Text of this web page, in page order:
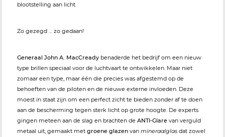
blootstelling aan licht.
Zo gezegd … zo gedaan!
Generaal John A. MacCready benaderde het bedrijf om een nieuw
type brillen speciaal voor de luchtvaart te ontwikkelen. Maar niet
zomaar een type, maar één die precies was afgestemd op de
behoeften van de piloten en de nieuwe externe invloeden. Deze
moest in staat zijn om een perfect zicht te bieden zonder af te doen
aan de bescherming tegen sterk licht op grote hoogte. De experts
gingen meteen aan de slag en brachten de ANTI-Glare van verguld
metaal uit, gemaakt met groene glazen van mineraalglas dat zowel